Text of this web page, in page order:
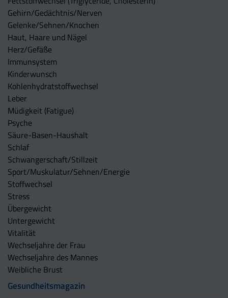
Gehirn/Gedächtnis/Nerven
Gelenke/Sehnen/Knochen
Haut, Haare und Nägel
Herz/Gefäße
Immunsystem
Kinderwunsch
Kohlenhydratstoffwechsel
Leber
Müdigkeit (Fatigue)
Psyche
Säure-Basen-Haushalt
Schlaf
Schwangerschaft/Stillzeit
Sport/Muskulatur/Sehnen/Energie
Stoffwechsel
Stress
Übergewicht
Untergewicht
Vitalität
Wechseljahre der Frau
Wechseljahre des Mannes
Weibliche Brust
Gesundheitsmagazin